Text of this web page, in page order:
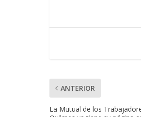
ANTERIOR
La Mutual de los